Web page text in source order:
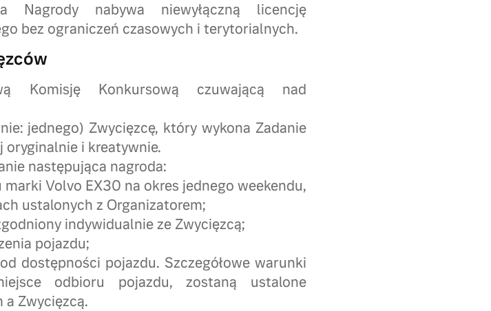
nabywa niewyłączną licencję
bez ograniczeń czasowych i terytorialnych.
Komisję Konkursową czuwającą nad
jednego) Zwycięzcę, który wykona Zadanie
oryginalnie i kreatywnie.
następująca nagroda:
Volvo EX30 na okres jednego weekendu,
ustalonych z Organizatorem;
indywidualnie ze Zwycięzcą;
pojazdu;
dostępności pojazdu. Szczegółowe warunki
odbioru pojazdu, zostaną ustalone
Zwycięzcą.